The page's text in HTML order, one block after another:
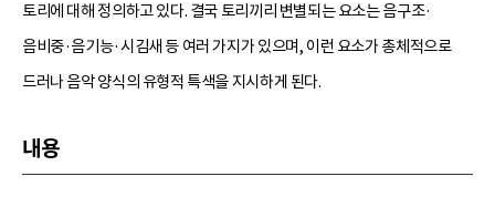
토리에 대해 정의하고 있다. 결국 토리끼리 변별되는 요소는 음구조·
음비중·음기능·시김새 등 여러 가지가 있으며, 이런 요소가 총체적으로
드러나 음악 양식의 유형적 특색을 지시하게 된다.
내용